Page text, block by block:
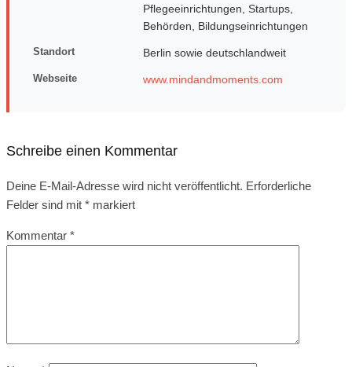
Pflegeeinrichtungen, Startups,
Behörden, Bildungseinrichtungen
Standort Berlin sowie deutschlandweit
Webseite www.mindandmoments.com
Schreibe einen Kommentar
Deine E-Mail-Adresse wird nicht veröffentlicht. Erforderliche
Felder sind mit * markiert
Kommentar *